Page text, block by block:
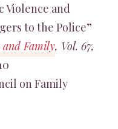
Violence and
to the Police”
Family, Vol. 67,
on Family